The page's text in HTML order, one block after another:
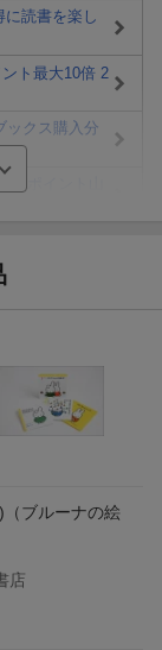
に読書を楽し
ト最大10倍 2
ックス購入分
OFFクーポン
（ブルーナの絵
店